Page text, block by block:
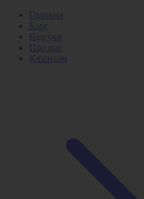
Головна
Блог
Відгуки
Про нас
Клієнтам